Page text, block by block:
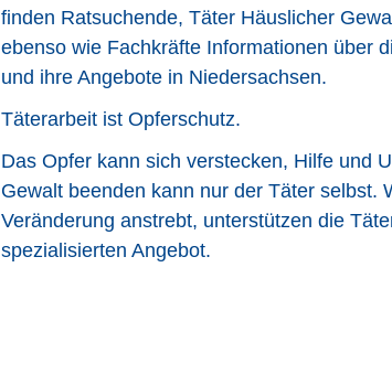
finden Ratsuchende, Täter Häuslicher
ebenso wie Fachkräfte Informationen über
und ihre Angebote in Niedersachsen.
Täterarbeit ist Opferschutz.
Das Opfer kann sich verstecken, Hilfe und
Gewalt beenden kann nur der Täter selbst.
Veränderung anstrebt, unterstützen die
spezialisierten Angebot.